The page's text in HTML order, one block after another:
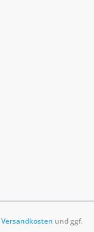
Versandkosten und ggf.